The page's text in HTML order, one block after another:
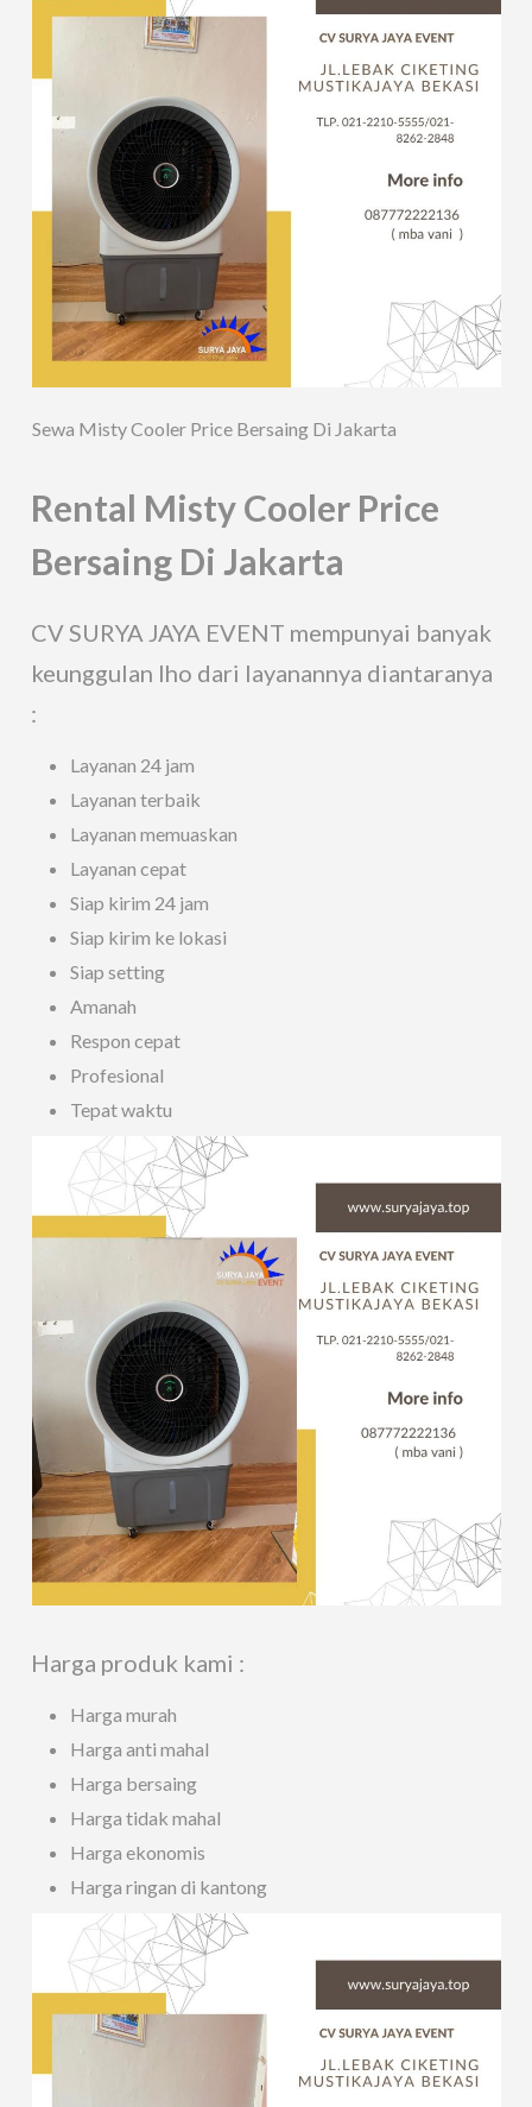
Sewa Misty Cooler Price Bersaing Di Jakarta
Rental Misty Cooler Price
Bersaing Di Jakarta
CV SURYA JAYA EVENT mempunyai banyak
keunggulan lho dari layanannya diantaranya
:
Layanan 24 jam
Layanan terbaik
Layanan memuaskan
Layanan cepat
Siap kirim 24 jam
Siap kirim ke lokasi
Siap setting
Amanah
Respon cepat
Profesional
Tepat waktu
Harga produk kami :
Harga murah
Harga anti mahal
Harga bersaing
Harga tidak mahal
Harga ekonomis
Harga ringan di kantong